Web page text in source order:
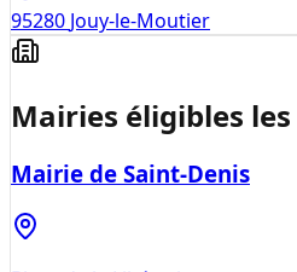
95280 Jouy-le-Moutier
Mairies éligibles
Mairie de Saint-Denis